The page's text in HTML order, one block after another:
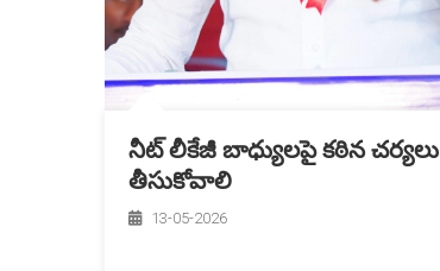
నీట్ లీకేజీ బాధ్యులపై కఠిన చర్యలు
తీసుకోవాలి
13-05-2026